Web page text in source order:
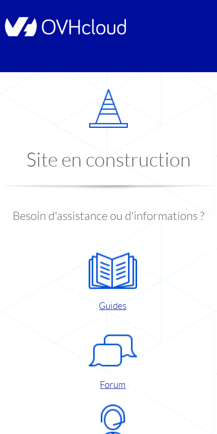
Site en construction
Besoin d'assistance ou d'informations ?
Guides
Forum